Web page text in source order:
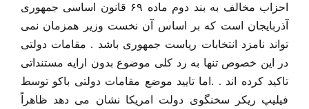
احزاب مخالف به بند دوم ماده ۶۹ قانون اساسی جمهوری
آذربایجان است که بر اساس آن نخست وزیر همزمان نمی
تواند نامزد انتخابات ریاست جمهوری باشد . مقامات دولتی
در این خصوص تنها به رد کلی موضوع بدون ارایه مستنداتی
تاکید کرده اند . .اما تایید موضع مقامات دولتی باکو توسط
فیلیپ ریکر سخنگوی دولت امریکا نشان می دهد ظاهراً